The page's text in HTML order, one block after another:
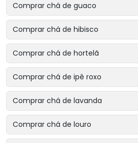
Comprar chá de guaco
Comprar chá de hibisco
Comprar chá de hortelã
Comprar chá de ipê roxo
Comprar chá de lavanda
Comprar chá de louro